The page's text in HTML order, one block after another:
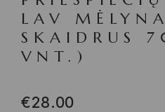
LAV MĖLYNA
SKAIDRUS
VNT.)
€28.00